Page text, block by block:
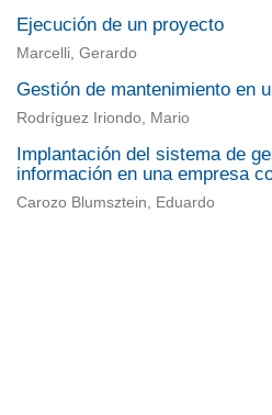
Ejecución de un proyecto
Marcelli, Gerardo
Gestión de mantenimiento en
Rodríguez Iriondo, Mario
Implantación del sistema de
información en una empresa
Carozo Blumsztein, Eduardo